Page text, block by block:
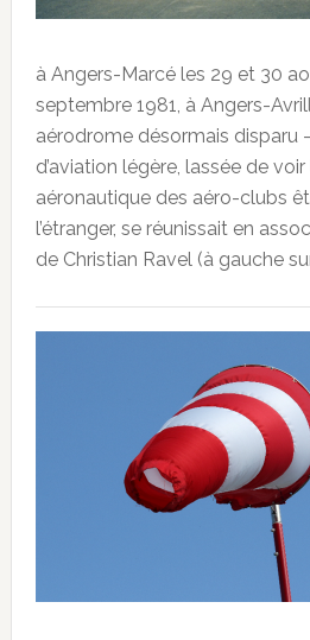
à Angers-Marcé les 29 et 30
septembre 1981, à Angers-
aérodrome désormais disparu
d’aviation légère, lassée de
aéronautique des aéro-clubs
l’étranger, se réunissait en
de Christian Ravel (à gauche